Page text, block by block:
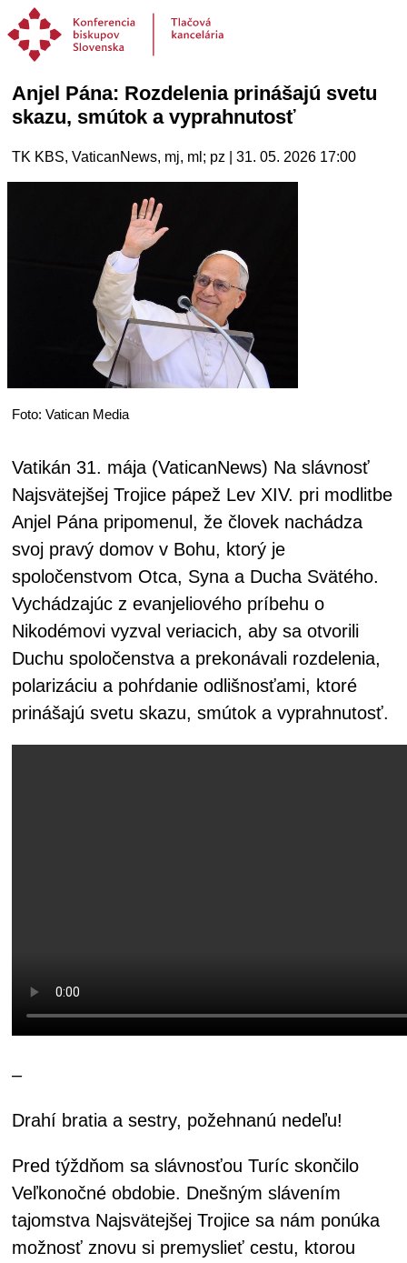
Anjel Pána: Rozdelenia prinášajú svetu
skazu, smútok a vyprahnutosť
TK KBS, VaticanNews, mj, ml; pz | 31. 05. 2026 17:00
Foto: Vatican Media
Vatikán 31. mája (VaticanNews) Na slávnosť
Najsvätejšej Trojice pápež Lev XIV. pri modlitbe
Anjel Pána pripomenul, že človek nachádza
svoj pravý domov v Bohu, ktorý je
spoločenstvom Otca, Syna a Ducha Svätého.
Vychádzajúc z evanjeliového príbehu o
Nikodémovi vyzval veriacich, aby sa otvorili
Duchu spoločenstva a prekonávali rozdelenia,
polarizáciu a pohŕdanie odlišnosťami, ktoré
prinášajú svetu skazu, smútok a vyprahnutosť.
–
Drahí bratia a sestry, požehnanú nedeľu!
Pred týždňom sa slávnosťou Turíc skončilo
Veľkonočné obdobie. Dnešným slávením
tajomstva Najsvätejšej Trojice sa nám ponúka
možnosť znovu si premyslieť cestu, ktorou